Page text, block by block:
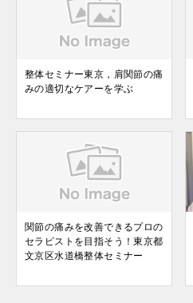
整体セミナー東京，肩関節の痛
みの適切なケアーを学ぶ
関節の痛みを改善できるプロの
セラピストを目指そう！東京都
文京区水道橋整体セミナー